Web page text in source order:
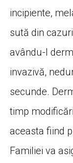
incipiente,
sută din
avându-l
invazivă,
secunde.
timp
aceasta fiind
Familiei va